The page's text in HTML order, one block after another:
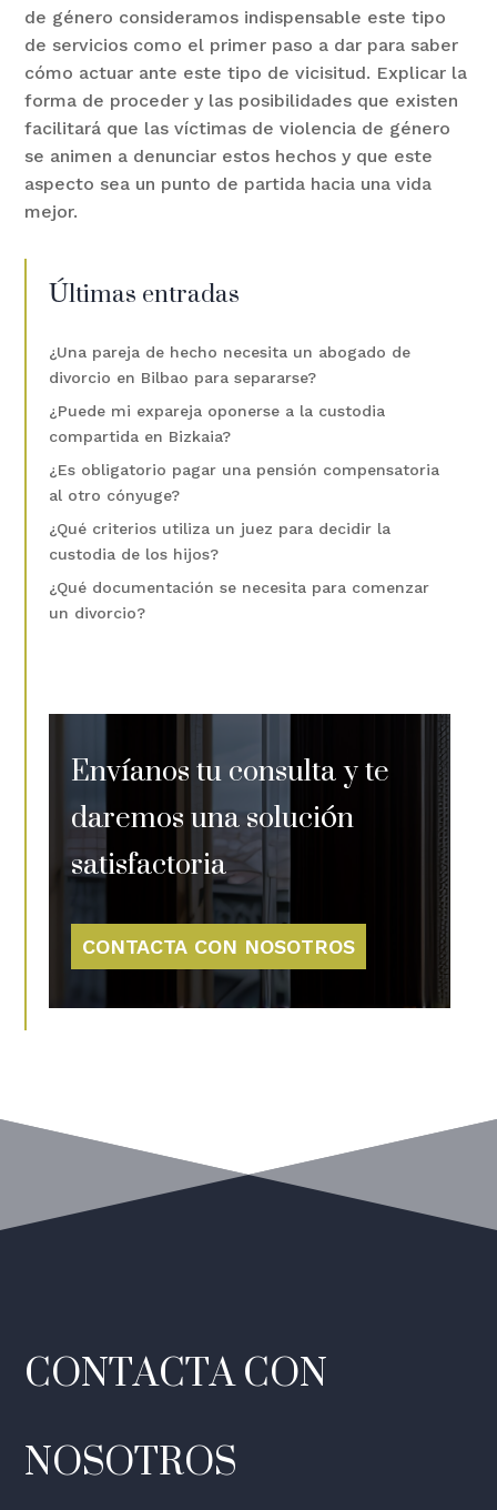
de género consideramos indispensable este tipo
de servicios como el primer paso a dar para saber
cómo actuar ante este tipo de vicisitud. Explicar la
forma de proceder y las posibilidades que existen
facilitará que las víctimas de violencia de género
se animen a denunciar estos hechos y que este
aspecto sea un punto de partida hacia una vida
mejor.
Últimas entradas
¿Una pareja de hecho necesita un abogado de
divorcio en Bilbao para separarse?
¿Puede mi expareja oponerse a la custodia
compartida en Bizkaia?
¿Es obligatorio pagar una pensión compensatoria
al otro cónyuge?
¿Qué criterios utiliza un juez para decidir la
custodia de los hijos?
¿Qué documentación se necesita para comenzar
un divorcio?
Envíanos tu consulta y te
daremos una solución
satisfactoria
CONTACTA CON NOSOTROS
CONTACTA CON
NOSOTROS